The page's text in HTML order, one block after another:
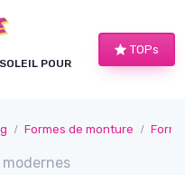
POUR
TOPs
Formes de monture